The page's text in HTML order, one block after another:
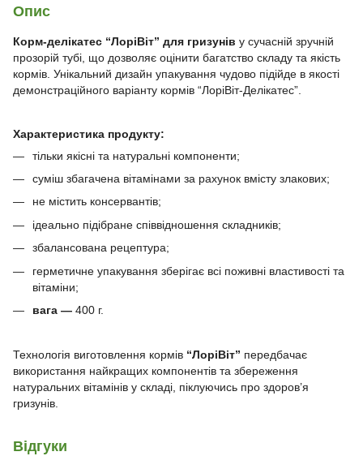
Опис
Корм-делікатес “ЛоріВіт” для гризунів у сучасній зручній
прозорій тубі, що дозволяє оцінити багатство складу та якість
кормів. Унікальний дизайн упакування чудово підійде в якості
демонстраційного варіанту кормів “ЛоріВіт-Делікатес”.
Характеристика продукту:
тільки якісні та натуральні компоненти;
суміш збагачена вітамінами за рахунок вмісту злакових;
не містить консервантів;
ідеально підібране співвідношення складників;
збалансована рецептура;
герметичне упакування зберігає всі поживні властивості та
вітаміни;
вага — 400 г.
Технологія виготовлення кормів “ЛоріВіт” передбачає
використання найкращих компонентів та збереження
натуральних вітамінів у складі, піклуючись про здоров’я
гризунів.
Відгуки